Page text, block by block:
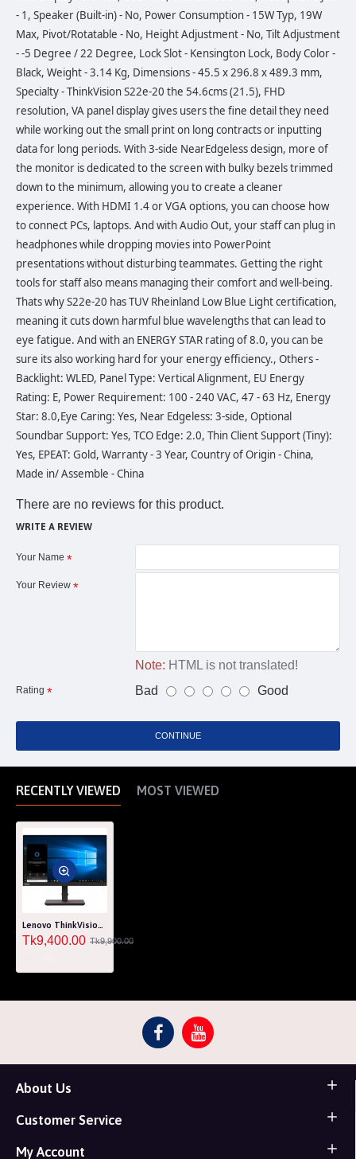
- 1, Speaker (Built-in) - No, Power Consumption - 15W Typ, 19W
Max, Pivot/Rotatable - No, Height Adjustment - No, Tilt Adjustment
- -5 Degree / 22 Degree, Lock Slot - Kensington Lock, Body Color -
Black, Weight - 3.14 Kg, Dimensions - 45.5 x 296.8 x 489.3 mm,
Specialty - ThinkVision S22e-20 the 54.6cms (21.5), FHD
resolution, VA panel display gives users the fine detail they need
while working out the small print on long contracts or inputting
data for long periods. With 3-side NearEdgeless design, more of
the monitor is dedicated to the screen with bulky bezels trimmed
down to the minimum, allowing you to create a cleaner
experience. With HDMI 1.4 or VGA options, you can choose how
to connect PCs, laptops. And with Audio Out, your staff can plug in
headphones while dropping movies into PowerPoint
presentations without disturbing teammates. Getting the right
tools for staff also means managing their comfort and well-being.
Thats why S22e-20 has TUV Rheinland Low Blue Light certification,
meaning it cuts down harmful blue wavelengths that can lead to
eye fatigue. And with an ENERGY STAR rating of 8.0, you can be
sure its also working hard for your energy efficiency., Others -
Backlight: WLED, Panel Type: Vertical Alignment, EU Energy
Rating: E, Power Requirement: 100 - 240 VAC, 47 - 63 Hz, Energy
Star: 8.0,Eye Caring: Yes, Near Edgeless: 3-side, Optional
Soundbar Support: Yes, TCO Edge: 2.0, Thin Client Support (Tiny):
Yes, EPEAT: Gold, Warranty - 3 Year, Country of Origin - China,
Made in/ Assemble - China
There are no reviews for this product.
WRITE A REVIEW
Your Name
Your Review
Note: HTML is not translated!
Rating Bad Good
CONTINUE
RECENTLY VIEWED MOST VIEWED
Lenovo ThinkVision S22e-20 21.5 Inch FHD VA WLED HDMI, VGA Monitor
Tk9,400.00 Tk9,900.00
About Us
Customer Service
My Account